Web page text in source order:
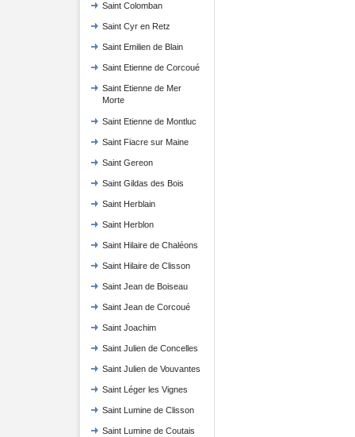
Saint Colomban
Saint Cyr en Retz
Saint Emilien de Blain
Saint Etienne de Corcoué
Saint Etienne de Mer
Morte
Saint Etienne de Montluc
Saint Fiacre sur Maine
Saint Gereon
Saint Gildas des Bois
Saint Herblain
Saint Herblon
Saint Hilaire de Chaléons
Saint Hilaire de Clisson
Saint Jean de Boiseau
Saint Jean de Corcoué
Saint Joachim
Saint Julien de Concelles
Saint Julien de Vouvantes
Saint Léger les Vignes
Saint Lumine de Clisson
Saint Lumine de Coutais